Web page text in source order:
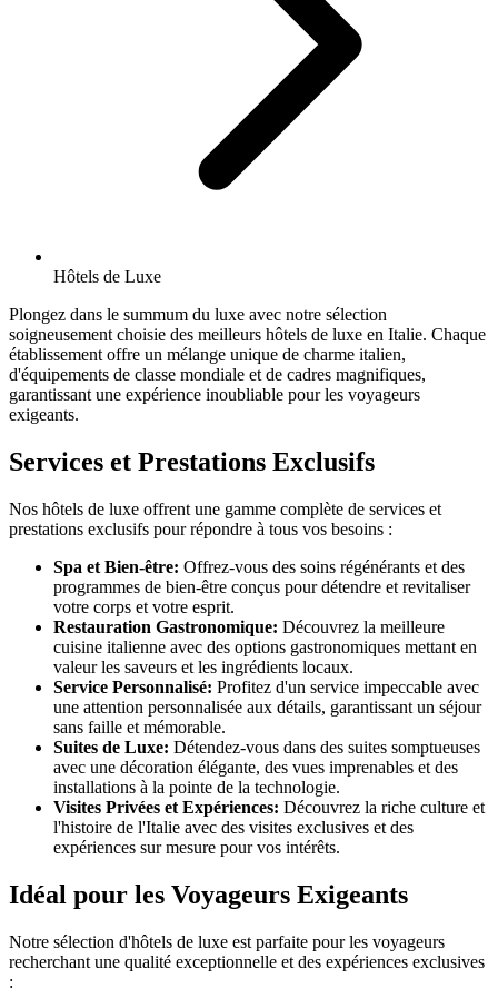
Hôtels de Luxe
Plongez dans le summum du luxe avec notre sélection
soigneusement choisie des meilleurs hôtels de luxe en Italie. Chaque
établissement offre un mélange unique de charme italien,
d'équipements de classe mondiale et de cadres magnifiques,
garantissant une expérience inoubliable pour les voyageurs
exigeants.
Services et Prestations Exclusifs
Nos hôtels de luxe offrent une gamme complète de services et
prestations exclusifs pour répondre à tous vos besoins :
Spa et Bien-être: Offrez-vous des soins régénérants et des
programmes de bien-être conçus pour détendre et revitaliser
votre corps et votre esprit.
Restauration Gastronomique: Découvrez la meilleure
cuisine italienne avec des options gastronomiques mettant en
valeur les saveurs et les ingrédients locaux.
Service Personnalisé: Profitez d'un service impeccable avec
une attention personnalisée aux détails, garantissant un séjour
sans faille et mémorable.
Suites de Luxe: Détendez-vous dans des suites somptueuses
avec une décoration élégante, des vues imprenables et des
installations à la pointe de la technologie.
Visites Privées et Expériences: Découvrez la riche culture et
l'histoire de l'Italie avec des visites exclusives et des
expériences sur mesure pour vos intérêts.
Idéal pour les Voyageurs Exigeants
Notre sélection d'hôtels de luxe est parfaite pour les voyageurs
recherchant une qualité exceptionnelle et des expériences exclusives
: